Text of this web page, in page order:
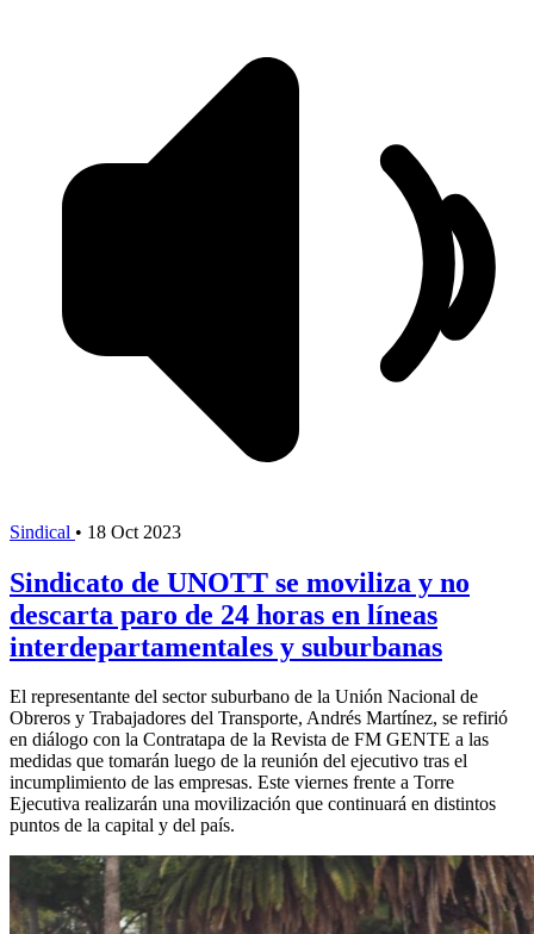
Sindical • 18 Oct 2023
Sindicato de UNOTT se moviliza y no
descarta paro de 24 horas en líneas
interdepartamentales y suburbanas
El representante del sector suburbano de la Unión Nacional de
Obreros y Trabajadores del Transporte, Andrés Martínez, se refirió
en diálogo con la Contratapa de la Revista de FM GENTE a las
medidas que tomarán luego de la reunión del ejecutivo tras el
incumplimiento de las empresas. Este viernes frente a Torre
Ejecutiva realizarán una movilización que continuará en distintos
puntos de la capital y del país.